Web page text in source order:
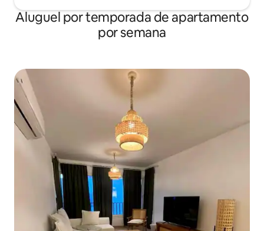
Aluguel por temporada de apartamento
por semana